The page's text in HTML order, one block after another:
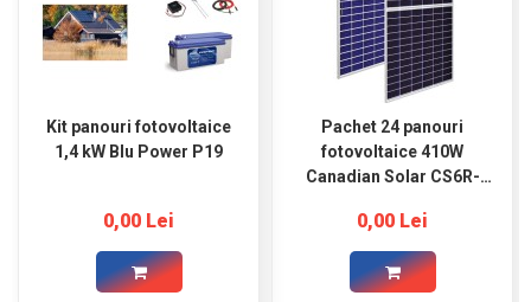
Kit panouri fotovoltaice
1,4 kW Blu Power P19
0,00 Lei
Pachet 24 panouri
fotovoltaice 410W
Canadian Solar CS6R-
0,00 Lei